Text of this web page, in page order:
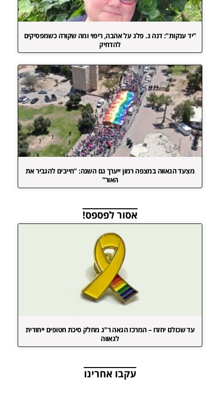
"יד ענקות": דנה ג. פלג על אהבה, ריפוי ומה שקורה כשמפסיקים
להדחיק
מצעד הגאווה במצפה רמון ייערך גם השנה: "חייבים להגביר את
האור"
אסור לפספס!
עד שכולם יחזרו – המרכז הגאה ר"ג מחלק סיכת חטופים ייחודית
לגאווה
עקבו אחרינו